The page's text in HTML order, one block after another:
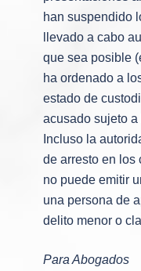
han suspendido
llevado a cabo
que sea posible
ha ordenado a
estado de
acusado sujeto a
Incluso la
de arresto en los
no puede emitir
una persona de
delito menor o
Para Abogados